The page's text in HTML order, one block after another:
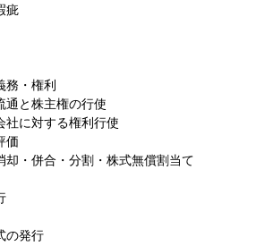
権利
株主権の行使
する権利行使
合・分割・株式無償割当て
発行